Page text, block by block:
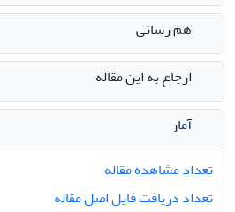
هم رسانی
ارجاع به این مقاله
آمار
تعداد مشاهده مقاله
تعداد دریافت فایل اصل مقاله